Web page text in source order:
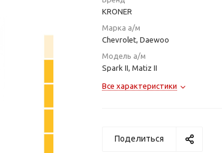
KRONER
Марка а/м
Chevrolet, Daewoo
Модель а/м
Spark II, Matiz II
Все характеристики
Поделиться